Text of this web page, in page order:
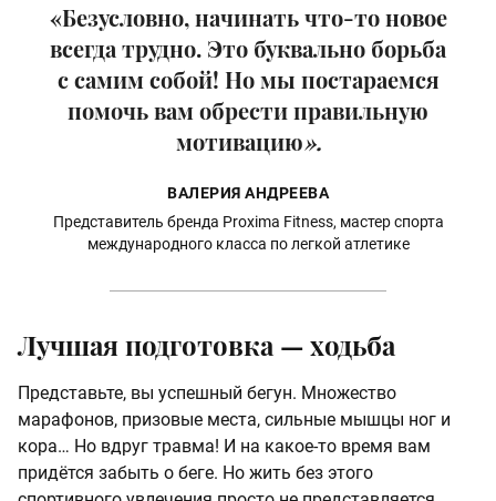
«Безусловно, начинать что-то новое
всегда трудно. Это буквально борьба
с самим собой! Но мы постараемся
помочь вам обрести правильную
мотивацию».
ВАЛЕРИЯ АНДРЕЕВА
Представитель бренда Proxima Fitness, мастер спорта
международного класса по легкой атлетике
Лучшая подготовка — ходьба
Представьте, вы успешный бегун. Множество
марафонов, призовые места, сильные мышцы ног и
кора… Но вдруг травма! И на какое-то время вам
придётся забыть о беге. Но жить без этого